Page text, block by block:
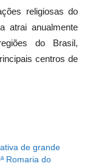
religiosas do
atrai anualmente
do Brasil,
centros de
de grande
Romaria do